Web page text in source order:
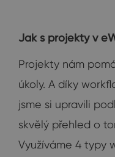
Jak s projekty v
Projekty nám
úkoly. A díky
jsme si upravili
skvělý přehled o
Využíváme 4 typy